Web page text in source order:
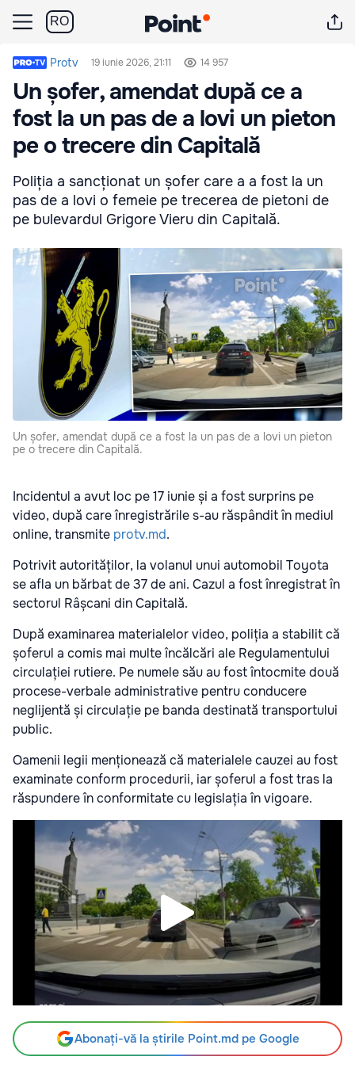
RO
Protv 19 iunie 2026, 21:11 14 957
Un șofer, amendat după ce a
fost la un pas de a lovi un pieton
pe o trecere din Capitală
Poliția a sancționat un șofer care a a fost la un
pas de a lovi o femeie pe trecerea de pietoni de
pe bulevardul Grigore Vieru din Capitală.
Un șofer, amendat după ce a fost la un pas de a lovi un pieton
pe o trecere din Capitală.
Incidentul a avut loc pe 17 iunie și a fost surprins pe
video, după care înregistrările s-au răspândit în mediul
online, transmite protv.md.
Potrivit autorităților, la volanul unui automobil Toyota
se afla un bărbat de 37 de ani. Cazul a fost înregistrat în
sectorul Râșcani din Capitală.
După examinarea materialelor video, poliția a stabilit că
șoferul a comis mai multe încălcări ale Regulamentului
circulației rutiere. Pe numele său au fost întocmite două
procese-verbale administrative pentru conducere
neglijentă și circulație pe banda destinată transportului
public.
Oamenii legii menționează că materialele cauzei au fost
examinate conform procedurii, iar șoferul a fost tras la
răspundere în conformitate cu legislația în vigoare.
Abonați-vă la știrile Point.md pe Google